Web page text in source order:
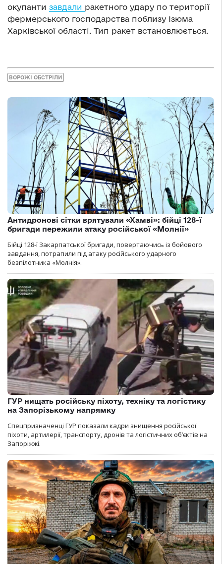
окупанти завдали ракетного удару по території
фермерського господарства поблизу Ізюма
Харківської області. Тип ракет встановлюється.
ВОРОЖІ ОБСТРІЛИ
Антидронові сітки врятували «Хамві»: бійці 128-ї
бригади пережили атаку російської «Молнії»
Бійці 128-ї Закарпатської бригади, повертаючись із бойового
завдання, потрапили під атаку російського ударного
безпілотника «Молнія».
ГУР нищать російську піхоту, техніку та логістику
на Запорізькому напрямку
Спецпризначенці ГУР показали кадри знищення російської
піхоти, артилерії, транспорту, дронів та логістичних об’єктів на
Запоріжжі.